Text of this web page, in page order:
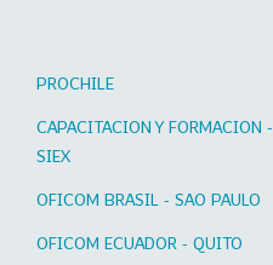
PROCHILE
CAPACITACION Y FORMACION -
SIEX
OFICOM BRASIL - SAO PAULO
OFICOM ECUADOR - QUITO